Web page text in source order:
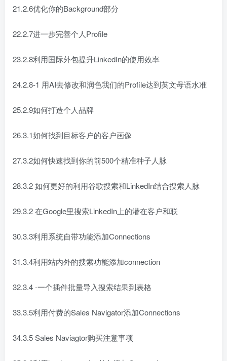
21.2.6优化你的Background部分
22.2.7进一步完善个人Profile
23.2.8利用国际外包提升LinkedIn的使用效率
24.2.8-1 用AI去修改和润色我们的Profile达到英文母语水准
25.2.9如何打造个人品牌
26.3.1如何找到目标客户的客户画像
27.3.2如何快速找到你的前500个精准种子人脉
28.3.2 如何更好的利用谷歌搜索和LinkedIn结合搜索人脉
29.3.2 在Google里搜索LinkedIn上的潜在客户和联
30.3.3利用系统自带功能添加Connections
31.3.4利用站内外的搜索功能添加connection
32.3.4 -一个插件批量导入搜索结果到表格
33.3.5利用付费的Sales Navigator添加Connections
34.3.5 Sales Naviagtor购买注意事项